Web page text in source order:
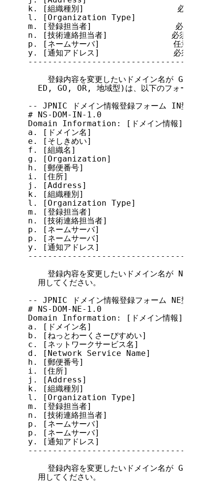
k. [組織種別]                   必須(一つだ
l. [Organization Type]          必須(一つ
m. [登録担当者]                 必須(一つだ
n. [技術連絡担当者]             必須(複数可)
p. [ネームサーバ]               任意(複数可、
y. [通知アドレス]               必須(複数
登録内容を変更したいドメイン名が GR, NE
ED, GO, OR, 地域型)は、以下のフォームを使用
-- JPNIC ドメイン情報登録フォーム IN型(デ
# NS-DOM-IN-1.0
Domain Information: [ドメイン情報]
a. [ドメイン名]
e. [そしきめい]
f. [組織名]
g. [Organization]
h. [郵便番号]
i. [住所]
j. [Address]
k. [組織種別]
l. [Organization Type]
m. [登録担当者]
n. [技術連絡担当者]
p. [ネームサーバ]
p. [ネームサーバ]
y. [通知アドレス]
登録内容を変更したいドメイン名が NE 型の場
  用してください。
-- JPNIC ドメイン情報登録フォーム NE型(
# NS-DOM-NE-1.0
Domain Information: [ドメイン情報]
a. [ドメイン名]
b. [ねっとわーくさーびすめい]
c. [ネットワークサービス名]
d. [Network Service Name]
h. [郵便番号]
i. [住所]
j. [Address]
k. [組織種別]
l. [Organization Type]
m. [登録担当者]
n. [技術連絡担当者]
p. [ネームサーバ]
p. [ネームサーバ]
y. [通知アドレス]
登録内容を変更したいドメイン名が GR 型の場
  用してください。